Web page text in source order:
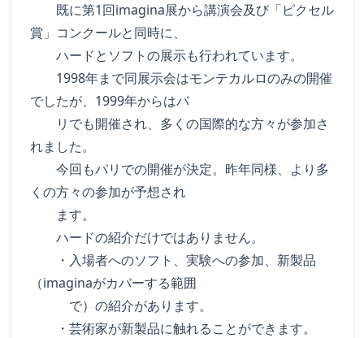
既に第1回imagina展から講演会及び「ピクセル
賞」コンクールと同時に、
ハードとソフトの展示も行われています。
1998年まで同展示会はモンテカルロのみの開催
でしたが、1999年からはパ
リでも開催され、多くの国際的な方々が参加さ
れました。
今回もパリでの開催が決定。昨年同様、より多
くの方々の参加が予想され
ます。
ハードの紹介だけではありません。
・入場者へのソフト、実験への参加、新製品
（imaginaがカバーする範囲
で）の紹介があります。
・芸術家が新製品に触れることができます。